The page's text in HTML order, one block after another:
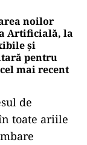
noilor
Artificială, la
și
pentru
mai recent
de
toate ariile